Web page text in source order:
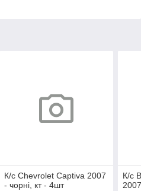
К/с Chevrolet Captiva 2007
- чорні, кт - 4шт
К/с